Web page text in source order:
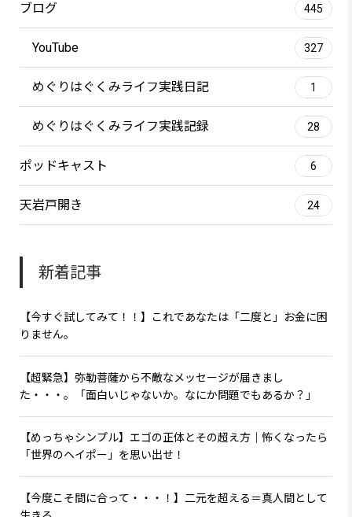
ブログ 445
YouTube 327
めぐりはぐくみライフ実践日記 1
めぐりはぐくみライフ実践記録 28
ポッドキャスト 6
天岩戸開き 24
新着記事
【今すぐ試してみて！！】これであなたは「二度と」お金に困
りません。
【超緊急】弥勒菩薩から不敵なメッセージが届きまし
た・・・。「面白いじゃないか。なにか問題でもあるか？」
【めっちゃシンプル】エゴの正体とその超え方｜怖くなったら
「世界のヘイポー」を思い出せ！
【今度こそ間に合って・・・！】二元を超える＝真人間として